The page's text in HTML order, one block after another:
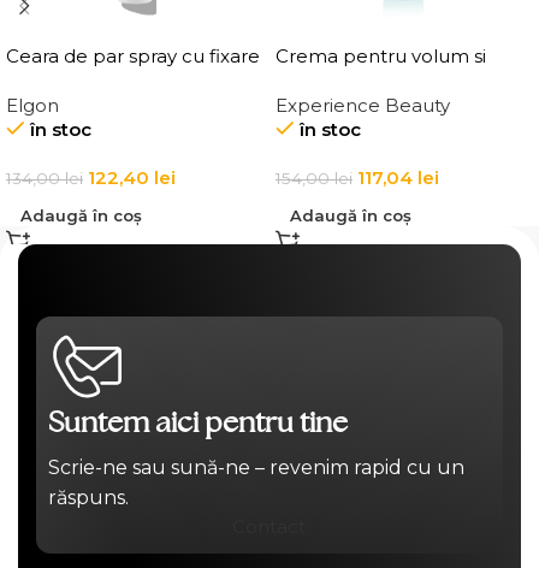
Ceara de par spray cu fixare
Hold Spray Wax
Elgon
în stoc
134,00lei 122,40 lei
Adaugă în coș
Crema pentru volum si
Elgon 20 Volumizing
Thickening Cream
Experience Beauty
în stoc
154,00lei 117,04 lei
Adaugă în coș
Suntem aici pentru tine
Scrie-ne sau sună-ne – revenim rapid cu un
răspuns.